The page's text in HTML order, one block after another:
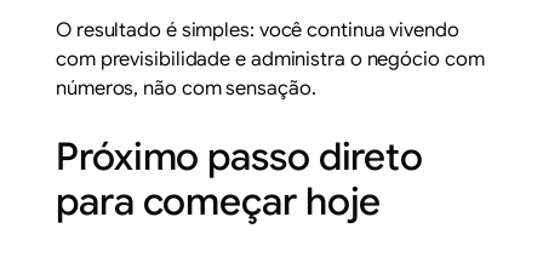
O resultado é simples: você continua vivendo
com previsibilidade e administra o negócio com
números, não com sensação.
Próximo passo direto
para começar hoje